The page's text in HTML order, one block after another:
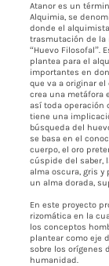
Atanor es un
Alquimia, se
donde el
trasmutación de la
“Huevo Filosofal”.
plantea para el
importantes en
que va a originar el
crea una metáfora
así toda operación
tiene una
búsqueda del
se basa en el
cuerpo, el oro
cúspide del saber,
alma oscura, gris y
un alma dorada,
En este proyecto
rizomática en la
los conceptos
plantear como eje
sobre los orígenes
humanidad.